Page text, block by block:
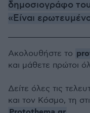
δημοσιογράφο
«Είναι
Ακολουθήστε το
και μάθετε πρώτοι
Δείτε όλες τις
και τον Κόσμο, τη